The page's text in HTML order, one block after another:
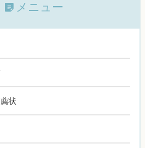
メニュー
状